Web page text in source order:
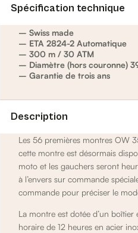
Spécification technique
– Swiss made
– ETA 2824-2 Automatique
– 300 m / 30 ATM
– Diamètre (hors couronne)
– Garantie de trois ans
Description
Les 56 premières montres OW
cette montre est désormais
moto et les gauchers seront
à l’envers sur commande
commande pour préciser le
La montre est dotée d’un
horaire de 12 heures en acier